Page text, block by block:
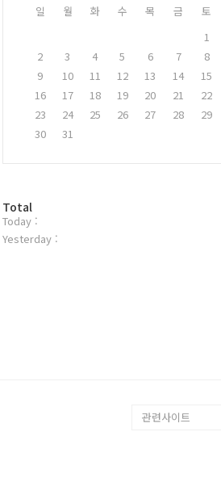
일 월 화 수 목 금
토
1
2
3 4 5 6 7
8
9
10 11 12 13 14
15
16
17 18 19 20 21
22
23
24 25 26 27 28
29
30
31
방
문
자
Total
Today :
Yesterday :
관련사이트